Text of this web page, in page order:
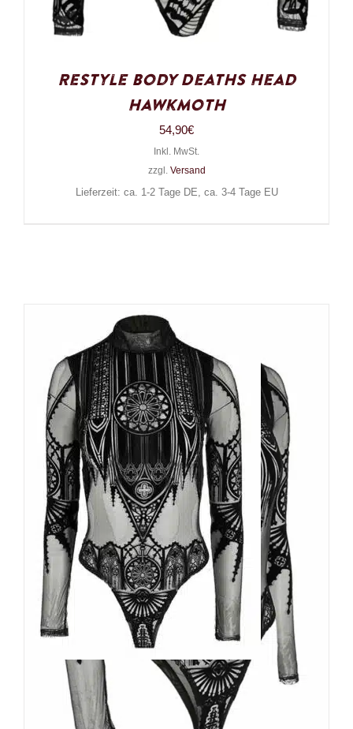
Restyle Body Deaths Head
Hawkmoth
54,90€
Inkl. MwSt.
zzgl. Versand
Lieferzeit: ca. 1-2 Tage DE, ca. 3-4 Tage EU
Restyle Body Inverted
Cathedral